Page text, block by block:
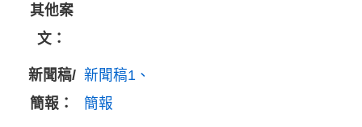
其他案
文：
新聞稿/
簡報：
新聞稿1
簡報